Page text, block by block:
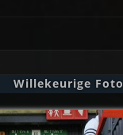
Willekeurige Foto